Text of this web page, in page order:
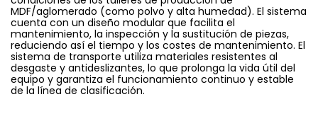
MDF/aglomerado (como polvo y alta humedad). El sistema
cuenta con un diseño modular que facilita el
mantenimiento, la inspección y la sustitución de piezas,
reduciendo así el tiempo y los costes de mantenimiento. El
sistema de transporte utiliza materiales resistentes al
desgaste y antideslizantes, lo que prolonga la vida útil del
equipo y garantiza el funcionamiento continuo y estable
de la línea de clasificación.